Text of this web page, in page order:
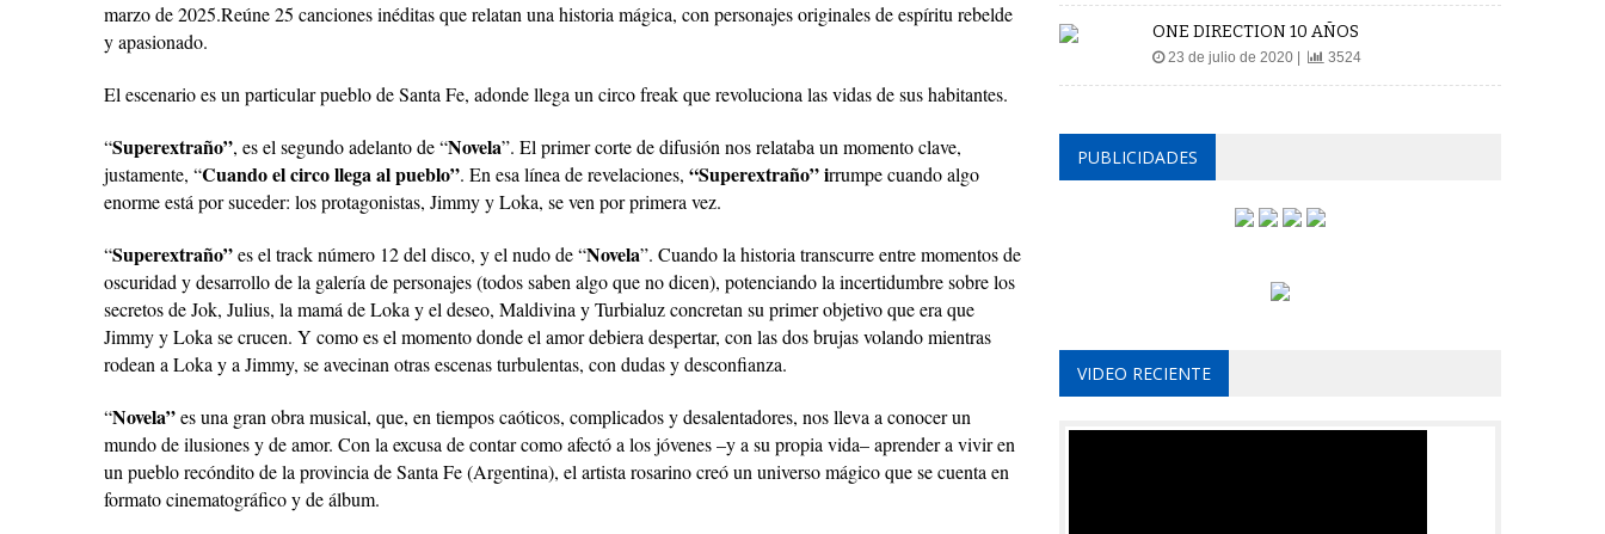
marzo de 2025.Reúne 25 canciones inéditas que relatan una historia mágica, con personajes originales de espíritu rebelde
y apasionado.
El escenario es un particular pueblo de Santa Fe, adonde llega un circo freak que revoluciona las vidas de sus habitantes.
“Superextraño”, es el segundo adelanto de “Novela”. El primer corte de difusión nos relataba un momento clave,
justamente, “Cuando el circo llega al pueblo”. En esa línea de revelaciones, “Superextraño” irrumpe cuando algo
enorme está por suceder: los protagonistas, Jimmy y Loka, se ven por primera vez.
“Superextraño”es el track número 12 del disco, y el nudo de “Novela”. Cuando la historia transcurre entre momentos de
oscuridad y desarrollo de la galería de personajes (todos saben algo que no dicen), potenciando la incertidumbre sobre los
secretos de Jok, Julius, la mamá de Loka y el deseo, Maldivina y Turbialuz concretan su primer objetivo que era que
Jimmy y Loka se crucen. Y como es el momento donde el amor debiera despertar, con las dos brujas volando mientras
rodean a Loka y a Jimmy, se avecinan otras escenas turbulentas, con dudas y desconfianza.
“Novela”es una gran obra musical, que, en tiempos caóticos, complicados y desalentadores, nos lleva a conocer un
mundo de ilusiones y de amor. Con la excusa de contar como afectó a los jóvenes –y a su propia vida– aprender a vivir en
un pueblo recóndito de la provincia de Santa Fe (Argentina), el artista rosarino creó un universo mágico que se cuenta en
formato cinematográfico y de álbum.
ONE DIRECTION 10 AÑOS
23 de julio de 2020 | 3524
PUBLICIDADES
VIDEO RECIENTE